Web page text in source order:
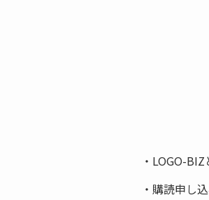
LOGO-BIZ
購読申し